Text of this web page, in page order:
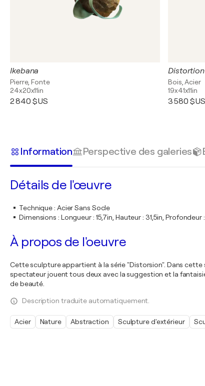
Ikebana
Pierre, Fonte
24x20x11in
2 840 $US
Distortion
Bois, Acier
19x41x11in
3 580 $US
Information Perspective des galeries
Détails de l'œuvre
Technique: Acier Sans Socle
Dimensions : Longueur : 15,7in, Hauteur : 31,5in, Profondeur
À propos de l'oeuvre
Cette sculpture appartient à la série "Distorsion". Dans
spectateur jouent tous deux avec la suggestion et la
de beauté.
Description traduite automatiquement.
Acier Nature Abstraction Sculpture d'extérieur